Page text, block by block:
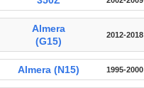
Almera
(G15)
2012-2018
Almera (N15) 1995-2000